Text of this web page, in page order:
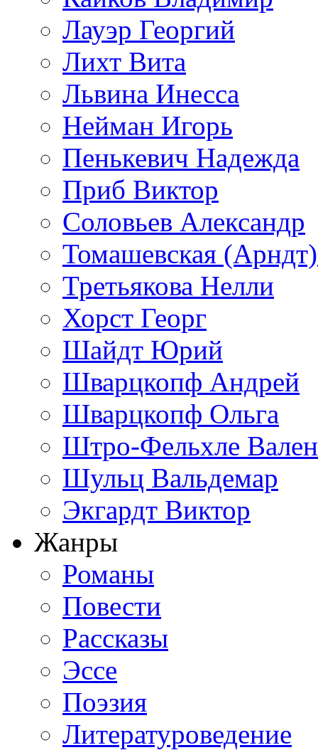
Лауэр Георгий
Лихт Вита
Львина Инесса
Нейман Игорь
Пенькевич Надежда
Приб Виктор
Соловьев Александр
Томашевская
Третьякова Нелли
Хорст Георг
Шайдт Юрий
Шварцкопф Андрей
Шварцкопф Ольга
Штро-Фельхле
Шульц Вальдемар
Экгардт Виктор
Жанры
Романы
Повести
Рассказы
Эссе
Поэзия
Литературоведение